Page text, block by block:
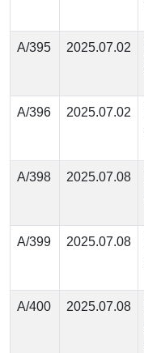
А/395 2025.07.02
А/396 2025.07.02
А/398 2025.07.08
А/399 2025.07.08
А/400 2025.07.08